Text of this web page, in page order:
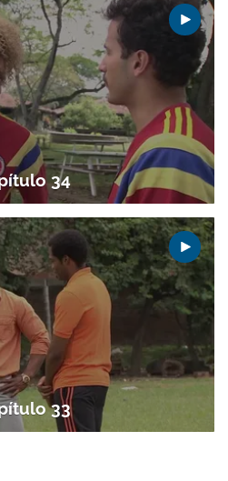
a nuestro boletín.
ACEPTAR
34
33